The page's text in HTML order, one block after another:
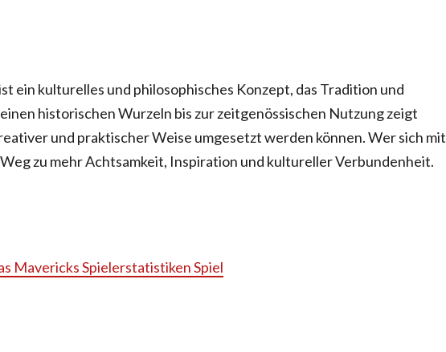
ein kulturelles und philosophisches Konzept, das Tradition und
historischen Wurzeln bis zur zeitgenössischen Nutzung zeigt
und praktischer Weise umgesetzt werden können. Wer sich mit
zu mehr Achtsamkeit, Inspiration und kultureller Verbundenheit.
Mavericks Spielerstatistiken Spiel